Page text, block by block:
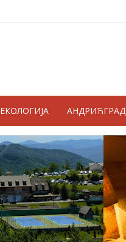
ЕКОЛОГИЈА АНДРИЋГРАД